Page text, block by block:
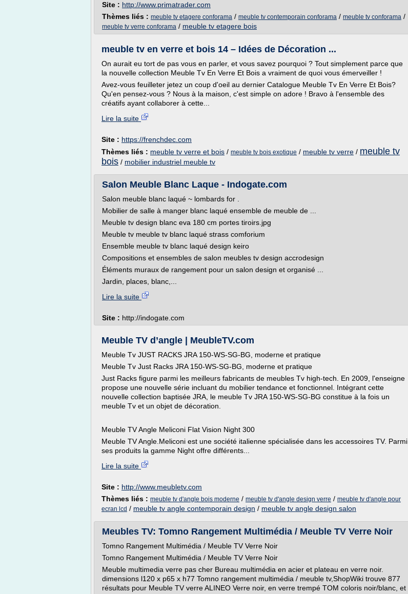
Site : http://www.primatrader.com
Thèmes liés : meuble tv etagere conforama / meuble tv contemporain conforama / meuble tv conforama /
meuble tv verre conforama / meuble tv etagere bois
meuble tv en verre et bois 14 – Idées de Décoration ...
On aurait eu tort de pas vous en parler, et vous savez pourquoi ? Tout simplement parce que
la nouvelle collection Meuble Tv En Verre Et Bois a vraiment de quoi vous émerveiller !
Avez-vous feuilleter jetez un coup d'oeil au dernier Catalogue Meuble Tv En Verre Et Bois?
Qu'en pensez-vous ? Nous à la maison, c'est simple on adore ! Bravo à l'ensemble des
créatifs ayant collaborer à cette...
Lire la suite
Site : https://frenchdec.com
Thèmes liés : meuble tv verre et bois / meuble tv bois exotique / meuble tv verre / meuble tv
bois / mobilier industriel meuble tv
Salon Meuble Blanc Laque - Indogate.com
Salon meuble blanc laqué ~ lombards for .
Mobilier de salle à manger blanc laqué ensemble de meuble de ...
Meuble tv design blanc eva 180 cm portes tiroirs.jpg
Meuble tv meuble tv blanc laqué strass comforium
Ensemble meuble tv blanc laqué design keiro
Compositions et ensembles de salon meubles tv design accrodesign
Éléments muraux de rangement pour un salon design et organisé ...
Jardin, places, blanc,...
Lire la suite
Site : http://indogate.com
Meuble TV d’angle | MeubleTV.com
Meuble Tv JUST RACKS JRA 150-WS-SG-BG, moderne et pratique
Meuble Tv Just Racks JRA 150-WS-SG-BG, moderne et pratique
Just Racks figure parmi les meilleurs fabricants de meubles Tv high-tech. En 2009, l'enseigne
propose une nouvelle série incluant du mobilier tendance et fonctionnel. Intégrant cette
nouvelle collection baptisée JRA, le meuble Tv JRA 150-WS-SG-BG constitue à la fois un
meuble Tv et un objet de décoration.
Meuble TV Angle Meliconi Flat Vision Night 300
Meuble TV Angle.Meliconi est une société italienne spécialisée dans les accessoires TV. Parmi
ses produits la gamme Night offre différents...
Lire la suite
Site : http://www.meubletv.com
Thèmes liés : meuble tv d'angle bois moderne / meuble tv d'angle design verre / meuble tv d'angle pour
ecran lcd / meuble tv angle contemporain design / meuble tv angle design salon
Meubles TV: Tomno Rangement Multimédia / Meuble TV Verre Noir
Tomno Rangement Multimédia / Meuble TV Verre Noir
Tomno Rangement Multimédia / Meuble TV Verre Noir
Meuble multimedia verre pas cher Bureau multimédia en acier et plateau en verre noir.
dimensions l120 x p65 x h77 Tomno rangement multimédia / meuble tv,ShopWiki trouve 877
résultats pour Meuble TV verre ALINEO Verre noir, en verre trempé TOM coloris noir/blanc, et